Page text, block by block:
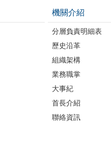
機關介紹
分層負責明細表
歷史沿革
組織架構
業務職掌
大事紀
首長介紹
聯絡資訊